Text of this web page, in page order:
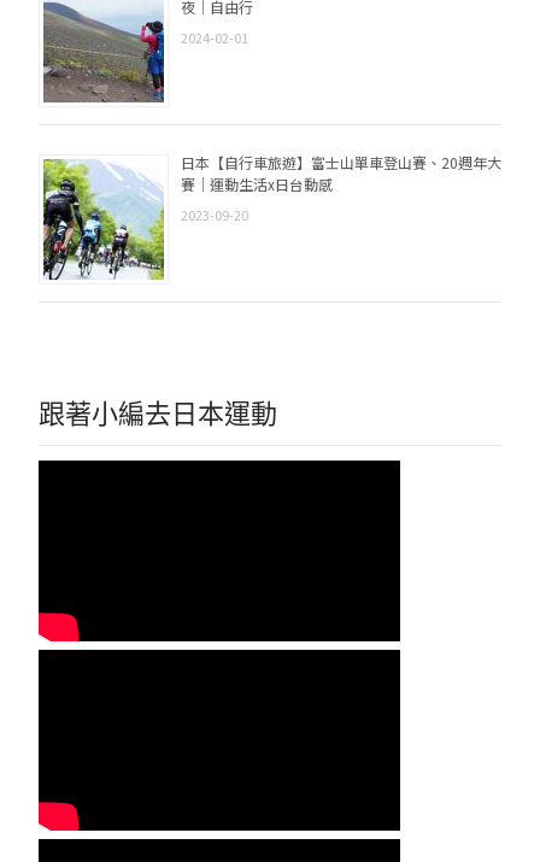
夜｜自由行
2024-02-01
日本【自行車旅遊】富士山單車登山賽、20週年大
賽｜運動生活x日台動感
2023-09-20
跟著小編去日本運動